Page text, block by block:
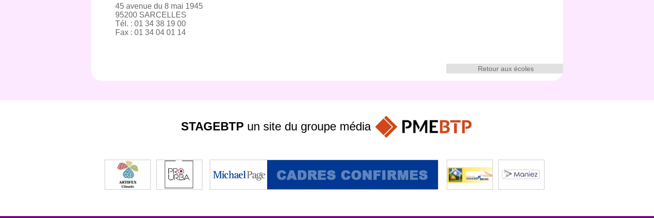
45 avenue du 8 mai 1945
95200 SARCELLES
Tél. : 01 34 38 19 00
Fax : 01 34 04 01 14
Retour aux écoles
STAGEBTP un site du groupe média